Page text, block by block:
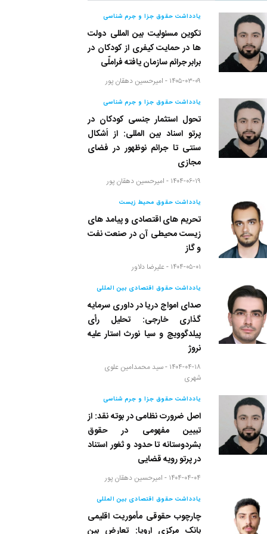
یادداشت حقوق جزا و جرم شناسی
تکوین مسئولیت بین المللی دولت
ها در حمایت کیفری از کودکان در
برابر جرائم سازمان یافته فراملّی
۱۴۰۵-۰۳-۰۹ - امیرحسین دهقان پور
یادداشت حقوق جزا و جرم شناسی
تحول استثمار جنسی کودکان در
پرتو اسناد بین المللی: از اَشکال
سنتی تا جرائم نوظهور در فضای
مجازی
۱۴۰۴-۰۶-۱۹ - امیرحسین دهقان پور
یادداشت حقوق محیط زیست
تحریم های اقتصادی و پیامد های
زیست محیطی آن در صنعت نفت
و گاز
۱۴۰۴-۰۵-۰۱ - علیرضا دلاور
یادداشت حقوق اقتصادی بین المللی
صدای امواج دریا در داوری سرمایه
گذاری خارجی: تحلیل رأی
پیلدگوویچ و سیا نورث استار علیه
نروژ
۱۴۰۴-۰۴-۱۸ - سید محمدامین علوی
شهری
یادداشت حقوق جزا و جرم شناسی
اصل ضرورت نظامی در بوته نقد: از
تبیین مفهومی در حقوق
بشردوستانه تا حدود و ثغور استناد
در پرتو رویه قضایی
۱۴۰۴-۰۴-۰۴ - امیرحسین دهقان پور
یادداشت حقوق اقتصادی بین المللی
چارچوب حقوقی مأموریت اقلیمی
بانک مرکزی اروپا: تعارض بین